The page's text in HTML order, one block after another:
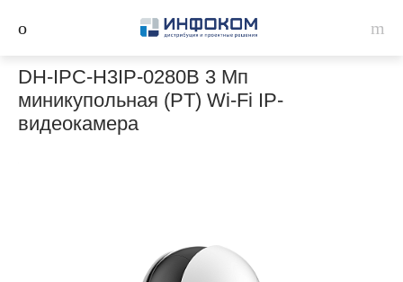
DH-IPC-H3IP-0280B 3 Мп
миникупольная (PT) Wi-Fi IP-
видеокамера